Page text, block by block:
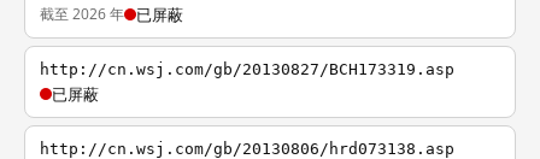
截至 2026 年 已屏蔽
http://cn.wsj.com/gb/20130827/BCH173319.asp
已屏蔽
http://cn.wsj.com/gb/20130806/hrd073138.asp